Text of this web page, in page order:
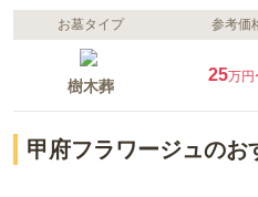
お墓タイプ 参考価
樹木葬
25万円
甲府フラワージュのお